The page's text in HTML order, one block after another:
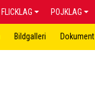
FLICKLAG POJKLAG
Bildgalleri Dokument